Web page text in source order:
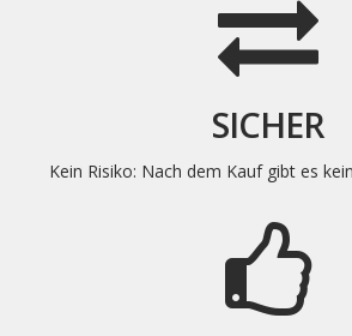
SICHER
Kein Risiko: Nach dem Kauf gibt es